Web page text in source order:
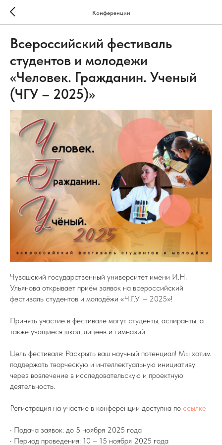
Конференции
Всероссийский фестиваль
студентов и молодежи
«Человек. Гражданин. Ученый
(ЧГУ – 2025)»
Чувашский государственный университет имени И.Н.
Ульянова открывает приём заявок на всероссийский
фестиваль студентов и молодёжи «Ч.Г.У. – 2025»!
Принять участие в фестивале могут студенты, аспиранты, а
также учащиеся школ, лицеев и гимназий
Цель фестиваля: Раскрыть ваш научный потенциал! Мы хотим
поддержать творческую и интеллектуальную инициативу
через вовлечение в исследовательскую и проектную
деятельность.
Регистрация на участие в конференции доступна по ссылке
• Подача заявок: до 5 ноября 2025 года
• Период проведения: 10 – 15 ноября 2025 года